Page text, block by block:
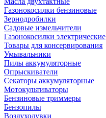
Газонокосилки бензиновые
Зернодробилки
Садовые измельчители
Газонокосилки электрические
Товары для консервирования
Умывальники
Пилы аккумуляторные
Опрыскиватели
Секаторы аккумуляторные
Мотокультиваторы
Бензиновые триммеры
Бензопилы
Воздуходувки